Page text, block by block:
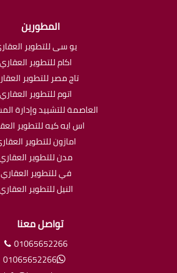
المطورين
يو سى للتطوير
اكام للتطوير العقاري
تاج مصر للتطوير
اتوم للتطوير العقاري
العاصمة للتشييد وإدارة
اس ايه كيه للتطوير
امازون للتطوير
مدن للتطوير
في للتطوير العقاري
النيل للتطوير
تواصل معنا
01065652266
01065652266